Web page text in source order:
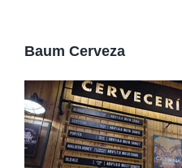
Baum Cerveza